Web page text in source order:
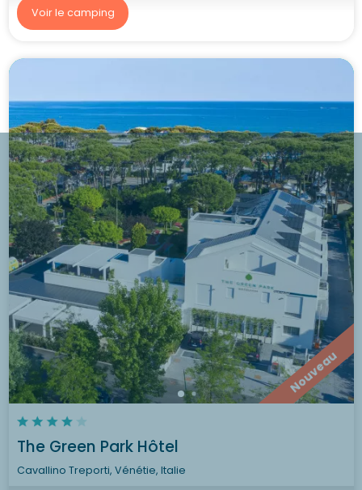
Voir le camping
Nouveau
The Green Park Hôtel
Cavallino Treporti, Vénétie, Italie